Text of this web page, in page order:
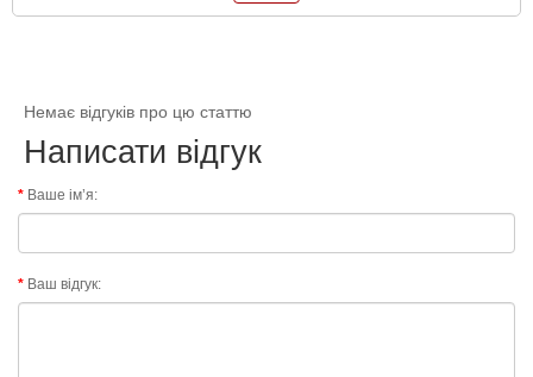
Немає відгуків про цю статтю
Написати відгук
Ваше ім’я:
Ваш відгук: